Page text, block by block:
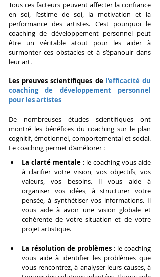
Tous ces facteurs peuvent affecter la confiance
en soi, l’estime de soi, la motivation et la
performance des artistes. C’est pourquoi le
coaching de développement personnel peut
être un véritable atout pour les aider à
surmonter ces obstacles et à s’épanouir dans
leur art.
Les preuves scientifiques de l’efficacité du
coaching de développement personnel
pour les artistes
De nombreuses études scientifiques ont
montré les bénéfices du coaching sur le plan
cognitif, émotionnel, comportemental et social.
Le coaching permet d’améliorer :
La clarté mentale : le coaching vous aide
à clarifier votre vision, vos objectifs, vos
valeurs, vos besoins. Il vous aide à
organiser vos idées, à structurer votre
pensée, à synthétiser vos informations. Il
vous aide à avoir une vision globale et
cohérente de votre situation et de votre
projet artistique.
La résolution de problèmes : le coaching
vous aide à identifier les problèmes que
vous rencontrez, à analyser leurs causes, à